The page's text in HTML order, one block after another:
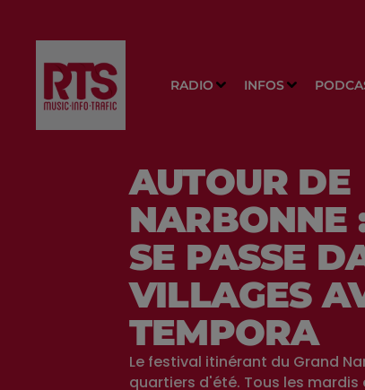
RADIO INFOS
AUTOUR DE
NARBONNE
SE PASSE
VILLAGES
TEMPORA
Le festival itinérant du Grand
quartiers d'été. Tous les mardis